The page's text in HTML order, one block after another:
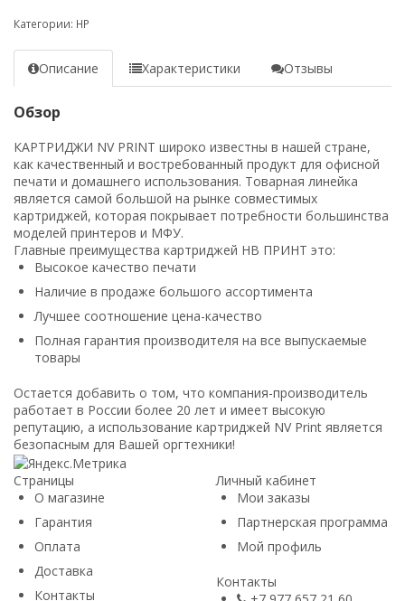
Категории: HP
Описание Характеристики Отзывы
Обзор
КАРТРИДЖИ NV PRINT широко известны в нашей стране,
как качественный и востребованный продукт для офисной
печати и домашнего использования. Товарная линейка
является самой большой на рынке совместимых
картриджей, которая покрывает потребности большинства
моделей принтеров и МФУ.
Главные преимущества картриджей НВ ПРИНТ это:
Высокое качество печати
Наличие в продаже большого ассортимента
Лучшее соотношение цена-качество
Полная гарантия производителя на все выпускаемые
товары
Остается добавить о том, что компания-производитель
работает в России более 20 лет и имеет высокую
репутацию, а использование картриджей NV Print является
безопасным для Вашей оргтехники!
Страницы
О магазине
Гарантия
Оплата
Доставка
Контакты
Личный кабинет
Мои заказы
Партнерская программа
Мой профиль
Контакты